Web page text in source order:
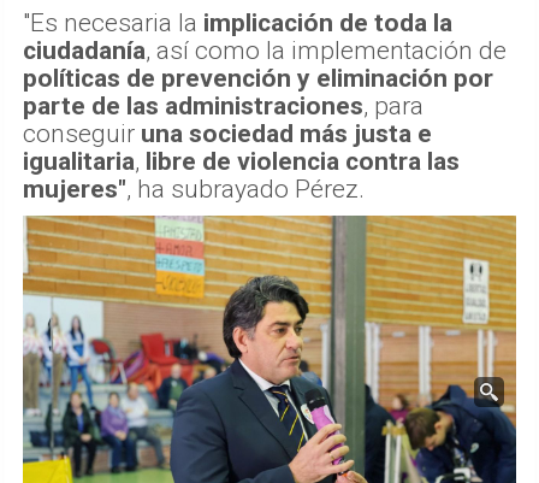
"Es necesaria la implicación de toda la
ciudadanía, así como la implementación de
políticas de prevención y eliminación por
parte de las administraciones, para
conseguir una sociedad más justa e
igualitaria, libre de violencia contra las
mujeres", ha subrayado Pérez.